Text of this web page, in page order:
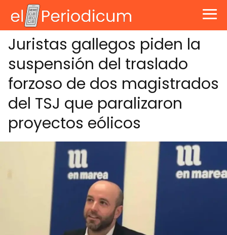
Juristas gallegos piden la
suspensión del traslado
forzoso de dos magistrados
del TSJ que paralizaron
proyectos eólicos